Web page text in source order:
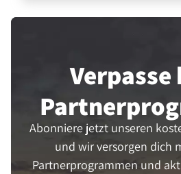
Verpasse
Abonniere jetzt unseren
und wir versorgen dich
Partnerprogrammen und